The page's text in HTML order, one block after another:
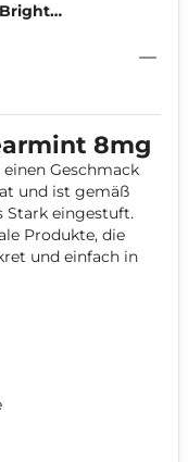
8mg
Geschmack
und ist gemäß
Stark eingestuft.
Produkte, die
und einfach in